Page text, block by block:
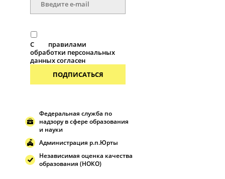
С
правилами
обработки персональных
данных согласен
ПОДПИСАТЬСЯ
Федеральная служба по
надзору в сфере образования
и науки
Администрация р.п.Юрты
Независимая оценка качества
образования (НОКО)